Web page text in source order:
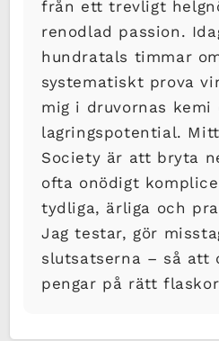
från ett trevligt
renodlad passion.
hundratals timmar
systematiskt prova
mig i druvornas kemi
lagringspotential.
Society är att bryta
ofta onödigt
tydliga, ärliga och
Jag testar, gör
slutsatserna – så att
pengar på rätt